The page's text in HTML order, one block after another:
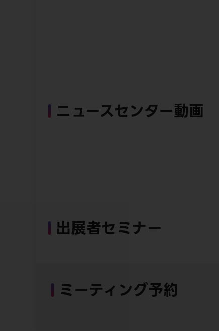
ニュースセンター動画
出展者セミナー
ミーティング予約